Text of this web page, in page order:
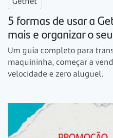
5 formas de usar a
mais e organizar o
Um guia completo para
maquininha, começar a
velocidade e zero aluguel.